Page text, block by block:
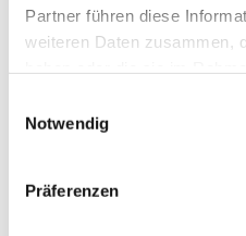
Partner führen diese
weiteren Daten zusammen,
Notwendig
Präferenzen